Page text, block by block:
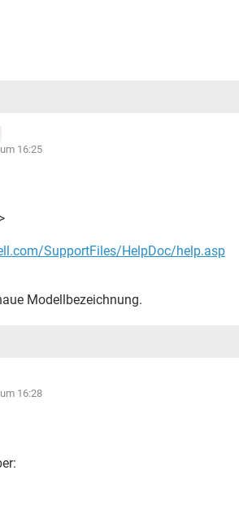
16:25
SupportFiles/HelpDoc/help.asp
Modellbezeichnung.
16:28